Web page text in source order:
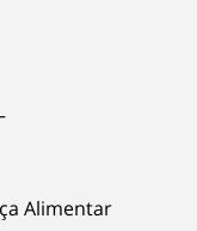
Alimentar